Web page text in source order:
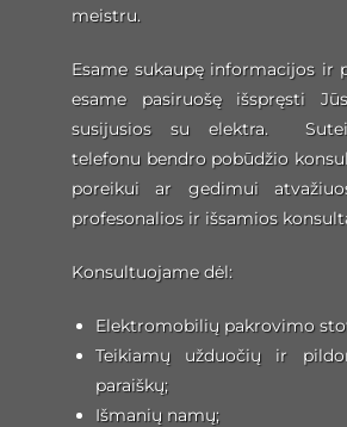
meistru.
Esame sukaupę informacijos ir
esame pasiruošę išspręsti
susijusios su elektra.
telefonu bendro pobūdžio
poreikui ar gedimui
profesonalios ir išsamios
Konsultuojame dėl:
Elektromobilių pakrovimo
Teikiamų užduočių ir
paraiškų;
Išmanių namų;